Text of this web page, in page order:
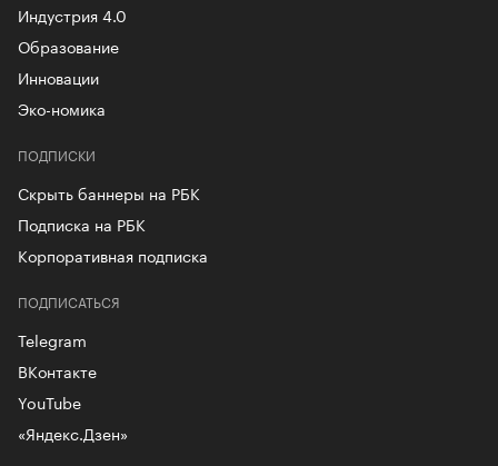
Индустрия 4.0
Образование
Инновации
Эко-номика
ПОДПИСКИ
Скрыть баннеры на РБК
Подписка на РБК
Корпоративная подписка
ПОДПИСАТЬСЯ
Telegram
ВКонтакте
YouTube
«Яндекс.Дзен»